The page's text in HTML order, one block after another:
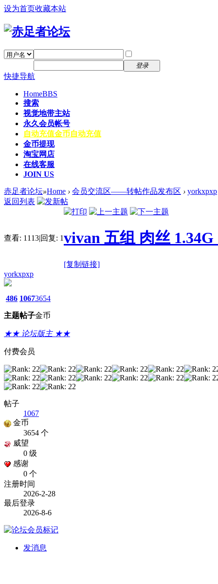
设为首页收藏本站
登录
快捷导航
HomeBBS
搜索
视觉地带主站
永久会员帐号
自动充值金币自动充值
金币提现
淘宝网店
在线客服
JOIN US
赤足者论坛»Home › 会员交流区——转帖作品发布区 › yorkxpxp
返回列表
查看: 1113|回复: 1vivan 五组 肉丝
[复制链接]
yorkxpxp
486
主题
1067
帖子
3654
金币
★★ 论坛版主 ★★
付费会员
帖子
1067
金币
3654 个
威望
0 级
感谢
0 个
注册时间
2026-2-28
最后登录
2026-8-6
发消息